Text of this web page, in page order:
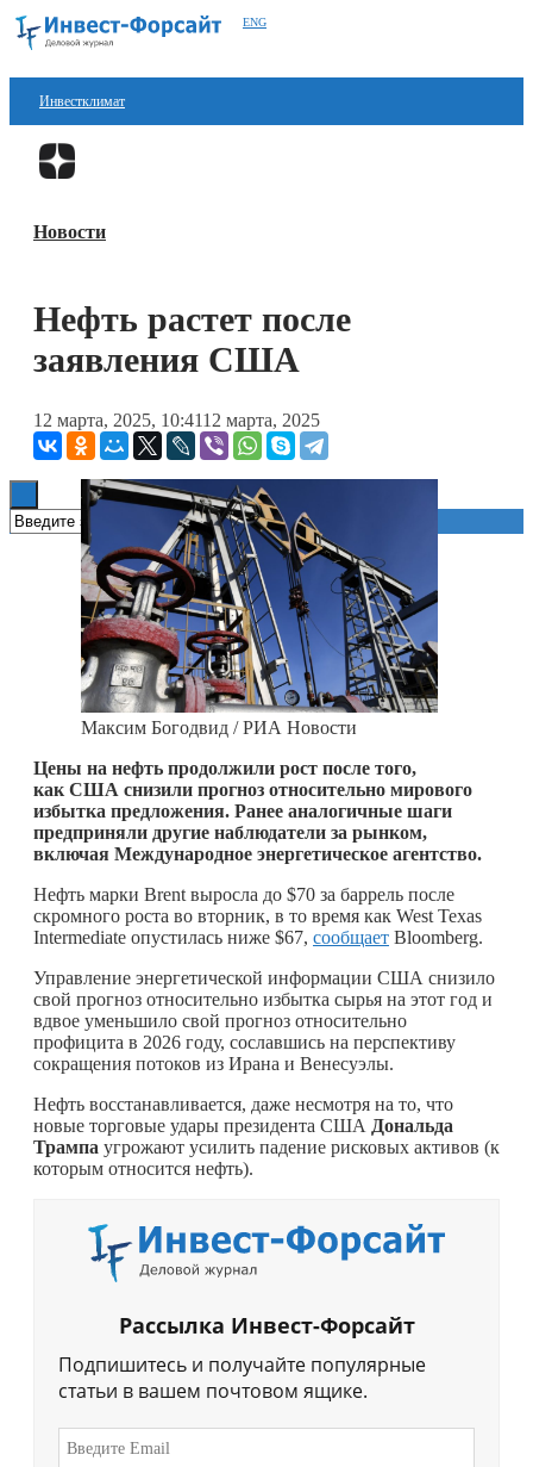
ENG
Инвестклимат
Финансы
Блокчейн
Технологии
Книги
Новости
Нефть растет после
заявления США
12 марта, 2025, 10:4112 марта, 2025
Максим Богодвид / РИА Новости
Цены на нефть продолжили рост после того,
как США снизили прогноз относительно мирового
избытка предложения. Ранее аналогичные шаги
предприняли другие наблюдатели за рынком,
включая Международное энергетическое агентство.
Нефть марки Brent выросла до $70 за баррель после
скромного роста во вторник, в то время как West Texas
Intermediate опустилась ниже $67, сообщает Bloomberg.
Управление энергетической информации США снизило
свой прогноз относительно избытка сырья на этот год и
вдвое уменьшило свой прогноз относительно
профицита в 2026 году, сославшись на перспективу
сокращения потоков из Ирана и Венесуэлы.
Нефть восстанавливается, даже несмотря на то, что
новые торговые удары президента США Дональда
Трампа угрожают усилить падение рисковых активов (к
которым относится нефть).
Рассылка Инвест-Форсайт
Подпишитесь и получайте популярные
статьи в вашем почтовом ящике.